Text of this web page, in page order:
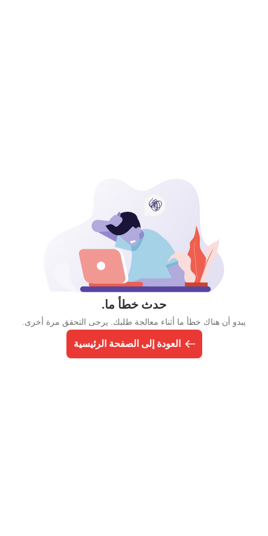
حدث خطأ ما.
يبدو أن هناك خطأ ما أثناء معالجة طلبك. يرجى التحقق مرة أخرى.
العودة إلى الصفحة الرئيسية